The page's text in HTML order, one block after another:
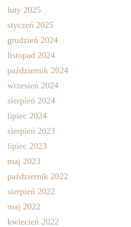
luty 2025
styczeń 2025
grudzień 2024
listopad 2024
październik 2024
wrzesień 2024
sierpień 2024
lipiec 2024
sierpień 2023
lipiec 2023
maj 2023
październik 2022
sierpień 2022
maj 2022
kwiecień 2022